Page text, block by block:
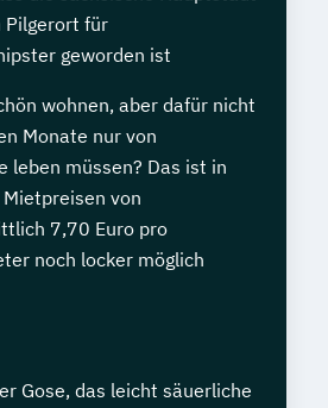
Pilgerort für
geworden ist
wohnen, aber dafür nicht
Monate nur von
leben müssen? Das ist in
von
7,70 Euro pro
noch locker möglich
Gose, das leicht säuerliche